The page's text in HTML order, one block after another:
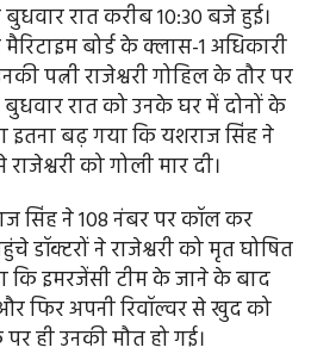
रात करीब 10:30 बजे हुई।
बोर्ड के क्लास-1 अधिकारी
पत्नी राजेश्वरी गोहिल के तौर पर
रात को उनके घर में दोनों के
बढ़ गया कि यशराज सिंह ने
को गोली मार दी।
सिंह ने 108 नंबर पर कॉल कर
ने राजेश्वरी को मृत घोषित
कि इमरजेंसी टीम के जाने के बाद
फिर अपनी रिवॉल्वर से खुद को
ही उनकी मौत हो गई।